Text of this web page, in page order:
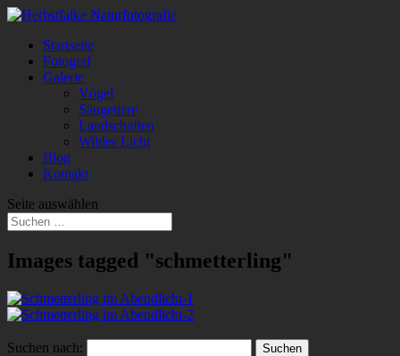
Startseite
Fotograf
Galerie
Vögel
Säugetiere
Landschaften
Wildes Licht
Blog
Kontakt
Seite auswählen
Images tagged "schmetterling"
Suchen nach: